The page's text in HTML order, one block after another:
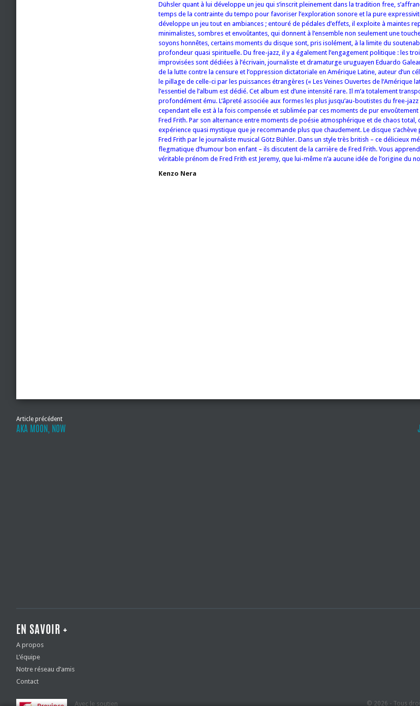
Dühsler quant à lui développe un jeu qui s’inscrit pleinement dans la tradition free,
temps de la contrainte du tempo pour favoriser l’exploration sonore et la pure
développe un jeu tout en ambiances ; entouré de pédales d’effets, il exploite à maintes
minimalistes, sombres et envoûtantes, qui donnent à l’ensemble non seulement une
soyons honnêtes, certains moments du disque sont, pris isolément, à la limite du
profondeur quasi spirituelle. Du free-jazz, il y a également l’engagement politique : les
improvisées sont dédiées à l’écrivain, journaliste et dramaturge uruguayen Eduardo
de la lutte contre la censure et l’oppression dictatoriale en Amérique Latine, auteur d’un
le pillage de celle-ci par les puissances étrangères (« Les Veines Ouvertes de l’Amérique
l’essentiel de l’album est dédié. Cet album est d’une intensité rare. Il m’a totalement
profondément ému. L’âpreté associée aux formes les plus jusqu’au-boutistes du free-
cependant elle est à la fois compensée et sublimée par ces moments de pur
Fred Frith. Par son alternance entre moments de poésie atmosphérique et de chaos total,
expérience quasi mystique que je recommande plus que chaudement. Le disque
Fred Frith par le journaliste musical Götz Bühler. Dans un style très british – ce délicieux
flegmatique d’humour bon enfant – ils discutent de la carrière de Fred Frith. Vous
véritable prénom de Fred Frith est Jeremy, que lui-même n’a aucune idée de l’origine du
Kenzo Nera
Article précédent
AKA MOON, NOW
EN SAVOIR +
A propos
L’équipe
Notre réseau d’amis
Contact
Avec le soutien © 2026 - Tous